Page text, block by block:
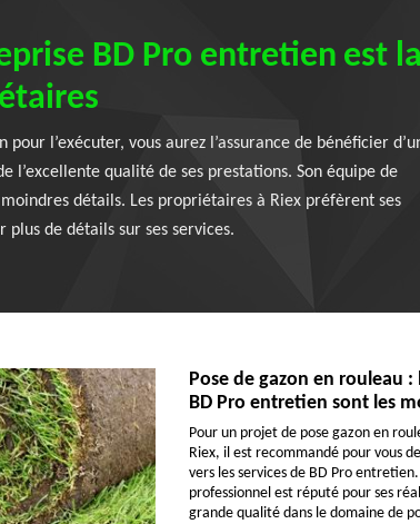
BD Pro entretien est la
l’exécuter, vous aurez l’assurance de bénéficier
qualité de ses prestations. Son équipe de
détails. Les propriétaires à Riex préfèrent ses
de détails sur ses services.
Pose de gazon en rouleau :
BD Pro entretien sont les
Pour un projet de pose gazon en
Riex, il est recommandé pour vous
vers les services de BD Pro
professionnel est réputé pour ses
grande qualité dans le domaine de